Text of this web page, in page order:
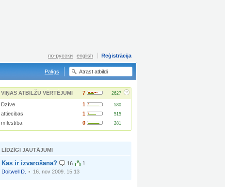
Reģistrācija
по-русски english
Palīgs
VIŅAS ATBILŽU VĒRTĒJUMI 7 2627 ?
Dzīve 1 580
attiecibas 1 515
mīlestība 0 281
LĪDZĪGI JAUTĀJUMI
Kas ir izvarošana? 16
1
Doitwell D.
16. nov 2009. 15:13